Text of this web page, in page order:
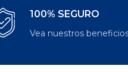
100% SEGURO
Vea nuestros